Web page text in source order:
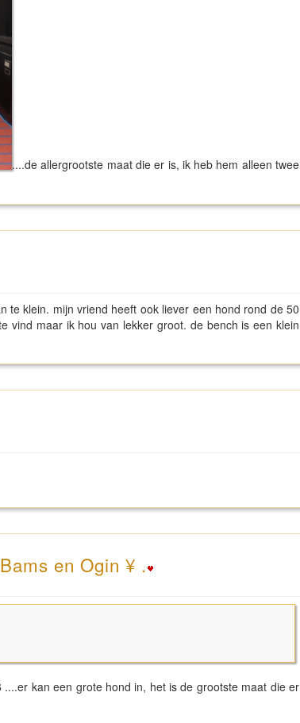
....de allergrootste maat die er is, ik heb hem alleen twee
te klein. mijn vriend heeft ook liever een hond rond de 50
vind maar ik hou van lekker groot. de bench is een klein
en Ogin ¥ .
kan een grote hond in, het is de grootste maat die er